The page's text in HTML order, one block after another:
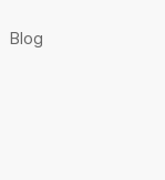
Blog